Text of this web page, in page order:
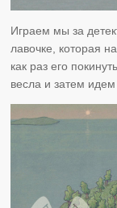
Играем мы за
лавочке, которая
как раз его
весла и затем идем